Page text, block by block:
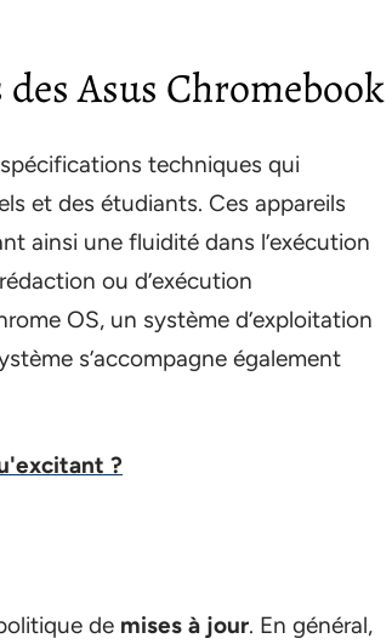
Asus Chromebook
techniques qui
et des étudiants. Ces appareils
ainsi une fluidité dans l’exécution
ou d’exécution
OS, un système d’exploitation
s’accompagne également
?
de mises à jour. En général,